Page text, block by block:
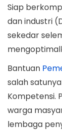
Siap
dan industri
sekedar
Bantuan
salah
Kompetensi.
warga
lembaga